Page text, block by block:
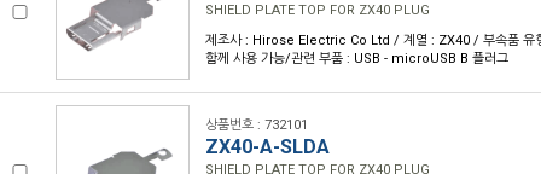
SHIELD PLATE TOP FOR ZX40 PLUG
제조사 : Hirose Electric Co Ltd / 계열 : ZX40 / 부속품 유
함께 사용 가능/관련 부품 : USB - microUSB B 플러그
상품번호 : 732101
ZX40-A-SLDA
SHIELD PLATE TOP FOR ZX40 PLUG